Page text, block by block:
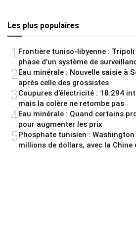
Les plus populaires
1 Frontière tuniso-libyenne :
phase d’un système de
2 Eau minérale : Nouvelle saisie à
après celle des grossistes
3Coupures d’électricité : 18.294
mais la colère ne retombe pas
4Eau minérale : Quand certains
pour augmenter les prix
5Phosphate tunisien :
millions de dollars, avec la Chine